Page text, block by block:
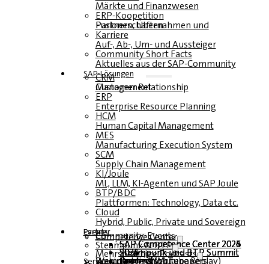
Märkte und Finanzwesen
ERP-Koopetition
Fusionen, Übernahmen und Partnerschaften
Karriere
Auf-, Ab-, Um- und Aussteiger
Community Short Facts
Aktuelles aus der SAP-Community
SAP-Lösungen
CRM
Customer Relationship Management
ERP
Enterprise Resource Planning
HCM
Human Capital Management
MES
Manufacturing Execution System
SCM
Supply Chain Management
KI/Joule
ML, LLM, KI-Agenten und SAP Joule
BTP/BDC
Plattformen: Technology, Data etc.
Cloud
Hybrid, Public, Private und Sovereign
Partner
EventsCommunity-Events
Competence Center
SAP Competence Center 2026
SAP Competence Center 2025
SAP Competence Center 2024
SAP Competence Center 2023
Steampunk & BTP
Steampunk und BTP Summit 2026
Steampunk und BTP Summit 2025
Steampunk und BTP Summit 2024
Mehrsprachige Podcasts
Deutsch
Englisch
Spanisch
Französisch
Roundtables (YouTube Replay)
Webinare und Whitepapers
Service